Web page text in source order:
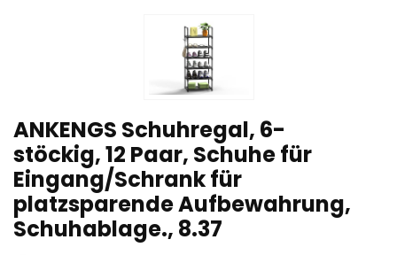
ANKENGS Schuhregal, 6-
stöckig, 12 Paar, Schuhe für
Eingang/Schrank für
platzsparende Aufbewahrung,
Schuhablage., 8.37